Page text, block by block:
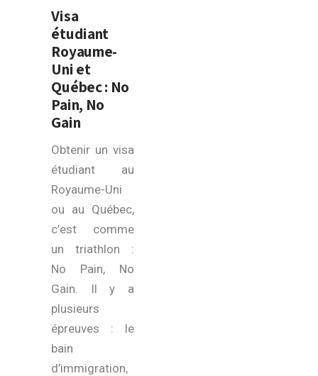
Visa
étudiant
Royaume-
Uni et
Québec : No
Pain, No
Gain
Obtenir un visa
étudiant au
Royaume-Uni
ou au Québec,
c’est comme
un triathlon :
No Pain, No
Gain. Il y a
plusieurs
épreuves : le
bain
d’immigration,